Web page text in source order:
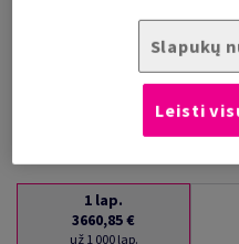
1 lap.
3660,85 €
už 1 000 lap.
Slapukų
Leisti